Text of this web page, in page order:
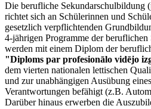
Die berufliche Sekundarschulbildung
richtet sich an Schülerinnen und
gesetzlich verpflichtenden
4-jährigen Programme der
werden mit einem Diplom der
"Diploms par profesionālo vidējo
dem vierten nationalen lettischen
und zur unabhängigen Ausübung
Verantwortungen befähigt (z.B.
Darüber hinaus erwerben die